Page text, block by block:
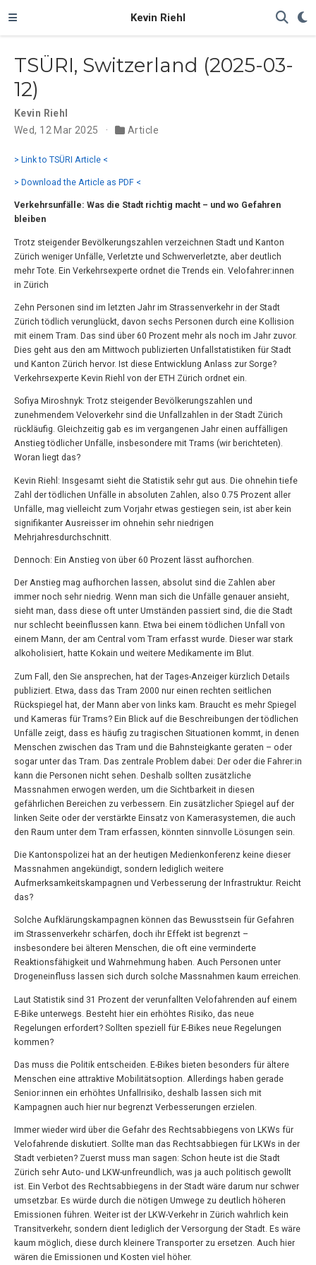
Kevin Riehl
TSÜRI, Switzerland (2025-03-
12)
Kevin Riehl
Wed, 12 Mar 2025
Article
> Link to TSÜRI Article <
> Download the Article as PDF <
Verkehrsunfälle: Was die Stadt richtig macht – und wo Gefahren
bleiben
Trotz steigender Bevölkerungszahlen verzeichnen Stadt und Kanton
Zürich weniger Unfälle, Verletzte und Schwerverletzte, aber deutlich
mehr Tote. Ein Verkehrsexperte ordnet die Trends ein. Velofahrer:innen
in Zürich
Zehn Personen sind im letzten Jahr im Strassenverkehr in der Stadt
Zürich tödlich verunglückt, davon sechs Personen durch eine Kollision
mit einem Tram. Das sind über 60 Prozent mehr als noch im Jahr zuvor.
Dies geht aus den am Mittwoch publizierten Unfallstatistiken für Stadt
und Kanton Zürich hervor. Ist diese Entwicklung Anlass zur Sorge?
Verkehrsexperte Kevin Riehl von der ETH Zürich ordnet ein.
Sofiya Miroshnyk: Trotz steigender Bevölkerungszahlen und
zunehmendem Veloverkehr sind die Unfallzahlen in der Stadt Zürich
rückläufig. Gleichzeitig gab es im vergangenen Jahr einen auffälligen
Anstieg tödlicher Unfälle, insbesondere mit Trams (wir berichteten).
Woran liegt das?
Kevin Riehl: ​​Insgesamt sieht die Statistik sehr gut aus. Die ohnehin tiefe
Zahl der tödlichen Unfälle in absoluten Zahlen, also 0.75 Prozent aller
Unfälle, mag vielleicht zum Vorjahr etwas gestiegen sein, ist aber kein
signifikanter Ausreisser im ohnehin sehr niedrigen
Mehrjahresdurchschnitt.
Dennoch: Ein Anstieg von über 60 Prozent lässt aufhorchen.
Der Anstieg mag aufhorchen lassen, absolut sind die Zahlen aber
immer noch sehr niedrig. Wenn man sich die Unfälle genauer ansieht,
sieht man, dass diese oft unter Umständen passiert sind, die die Stadt
nur schlecht beeinflussen kann. Etwa bei einem tödlichen Unfall von
einem Mann, der am Central vom Tram erfasst wurde. Dieser war stark
alkoholisiert, hatte Kokain und weitere Medikamente im Blut.
Zum Fall, den Sie ansprechen, hat der Tages-Anzeiger kürzlich Details
publiziert. Etwa, dass das Tram 2000 nur einen rechten seitlichen
Rückspiegel hat, der Mann aber von links kam. Braucht es mehr Spiegel
und Kameras für Trams? Ein Blick auf die Beschreibungen der tödlichen
Unfälle zeigt, dass es häufig zu tragischen Situationen kommt, in denen
Menschen zwischen das Tram und die Bahnsteigkante geraten – oder
sogar unter das Tram. Das zentrale Problem dabei: Der oder die Fahrer:in
kann die Personen nicht sehen. Deshalb sollten zusätzliche
Massnahmen erwogen werden, um die Sichtbarkeit in diesen
gefährlichen Bereichen zu verbessern. Ein zusätzlicher Spiegel auf der
linken Seite oder der verstärkte Einsatz von Kamerasystemen, die auch
den Raum unter dem Tram erfassen, könnten sinnvolle Lösungen sein.
Die Kantonspolizei hat an der heutigen Medienkonferenz keine dieser
Massnahmen angekündigt, sondern lediglich weitere
Aufmerksamkeitskampagnen und Verbesserung der Infrastruktur. Reicht
das?
Solche Aufklärungskampagnen können das Bewusstsein für Gefahren
im Strassenverkehr schärfen, doch ihr Effekt ist begrenzt –
insbesondere bei älteren Menschen, die oft eine verminderte
Reaktionsfähigkeit und Wahrnehmung haben. Auch Personen unter
Drogeneinfluss lassen sich durch solche Massnahmen kaum erreichen.
Laut Statistik sind 31 Prozent der verunfallten Velofahrenden auf einem
E-Bike unterwegs. Besteht hier ein erhöhtes Risiko, das neue
Regelungen erfordert? Sollten speziell für E-Bikes neue Regelungen
kommen?
Das muss die Politik entscheiden. E-Bikes bieten besonders für ältere
Menschen eine attraktive Mobilitätsoption. Allerdings haben gerade
Senior:innen ein erhöhtes Unfallrisiko, deshalb lassen sich mit
Kampagnen auch hier nur begrenzt Verbesserungen erzielen.
Immer wieder wird über die Gefahr des Rechtsabbiegens von LKWs für
Velofahrende diskutiert. Sollte man das Rechtsabbiegen für LKWs in der
Stadt verbieten? Zuerst muss man sagen: Schon heute ist die Stadt
Zürich sehr Auto- und LKW-unfreundlich, was ja auch politisch gewollt
ist. Ein Verbot des Rechtsabbiegens in der Stadt wäre darum nur schwer
umsetzbar. Es würde durch die nötigen Umwege zu deutlich höheren
Emissionen führen. Weiter ist der LKW-Verkehr in Zürich wahrlich kein
Transitverkehr, sondern dient lediglich der Versorgung der Stadt. Es wäre
kaum möglich, diese durch kleinere Transporter zu ersetzen. Auch hier
wären die Emissionen und Kosten viel höher.